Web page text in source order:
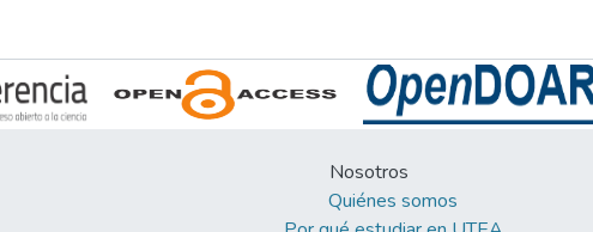
Nosotros
Quiénes somos